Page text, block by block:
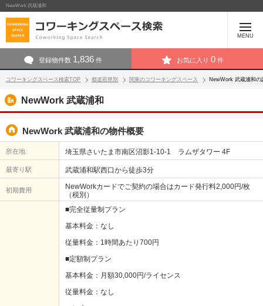
NewWork 武蔵浦和
MENU
登録物件数 1,836 件 お気に入り 0 件
コワーキングスペース検索TOP 都道府県別 関東のコワーキングスペース NewWork 武蔵浦和の
NewWork 武蔵浦和
NewWork 武蔵浦和の物件概要
所在地 埼玉県さいたま市南区沼影1-10-1 ラムザタワー 4F
最寄り駅 武蔵浦和駅西口から徒歩3分
初期費用
NewWorkカードでご契約の場合はカード発行料2,000円/枚
（税別）
■完全従量制プラン
基本料金：なし
従量料金：1時間あたり700円
■定額制プラン
基本料金：月額30,000円/ライセンス
従量料金：なし